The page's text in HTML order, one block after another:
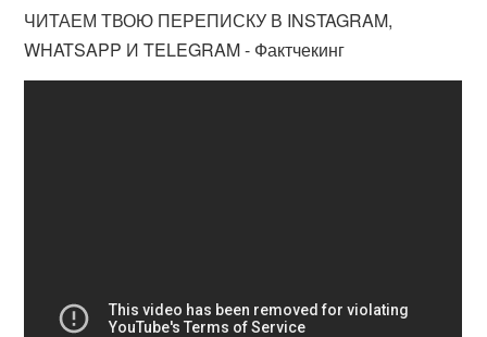
ЧИТАЕМ ТВОЮ ПЕРЕПИСКУ В INSTAGRAM,
WHATSAPP И TELEGRAM - Фактчекинг